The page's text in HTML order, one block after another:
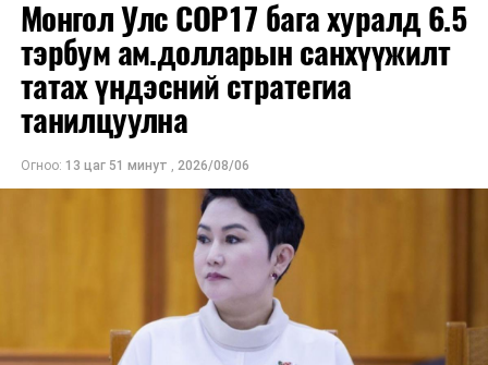
Олон улсын болон Засгийн газрын
шийдвэртэйгээс бусад хурал, зөвлөгөөн, ой,
тэмдэглэлт өдөр, найр наадам, соёлын арга
хэмжээ;
Урьдчилан төлөвлөсөн төрийн өндөр албан
тушаалтны томилолтоос бусад гадаад
томилолт, гадаадын зочин хүлээн авах зардал;
Зайлшгүй шаардлагагүй тоног төхөөрөмж,
тавилга, автомашин худалдан авах;
Батлан хамгаалах, хууль зүйн салбараас бусад
сургалт, дадлага;
Монгол Улс COP17 бага хуралд 6.5
тэрбум ам.долларын санхүүжилт
татах үндэсний стратегиа
танилцуулна
Огноо: 13 цаг 51 минут , 2026/08/06